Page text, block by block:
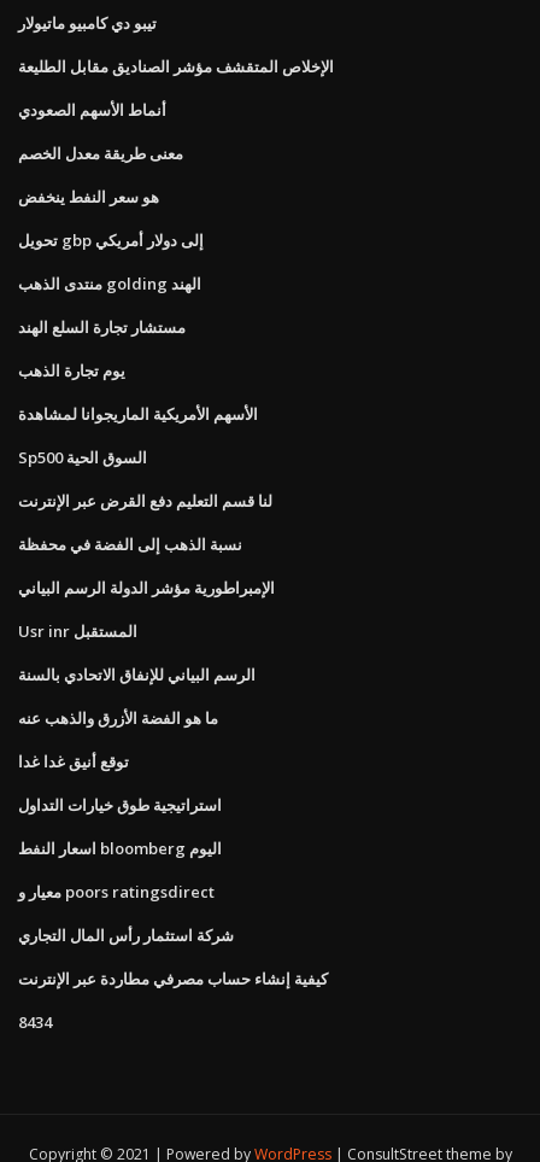
تيبو دي كامبيو ماتيولار
الإخلاص المتقشف مؤشر الصناديق مقابل الطليعة
أنماط الأسهم الصعودي
معنى طريقة معدل الخصم
هو سعر النفط ينخفض
تحويل gbp إلى دولار أمريكي
منتدى الذهب golding الهند
مستشار تجارة السلع الهند
يوم تجارة الذهب
الأسهم الأمريكية الماريجوانا لمشاهدة
Sp500 السوق الحية
لنا قسم التعليم دفع القرض عبر الإنترنت
نسبة الذهب إلى الفضة في محفظة
الإمبراطورية مؤشر الدولة الرسم البياني
Usr inr المستقبل
الرسم البياني للإنفاق الاتحادي بالسنة
ما هو الفضة الأزرق والذهب عنه
توقع أنيق غدا غدا
استراتيجية طوق خيارات التداول
اسعار النفط bloomberg اليوم
معيار و poors ratingsdirect
شركة استثمار رأس المال التجاري
كيفية إنشاء حساب مصرفي مطاردة عبر الإنترنت
8434
Copyright © 2021 | Powered byWordPress ConsultStreet theme by